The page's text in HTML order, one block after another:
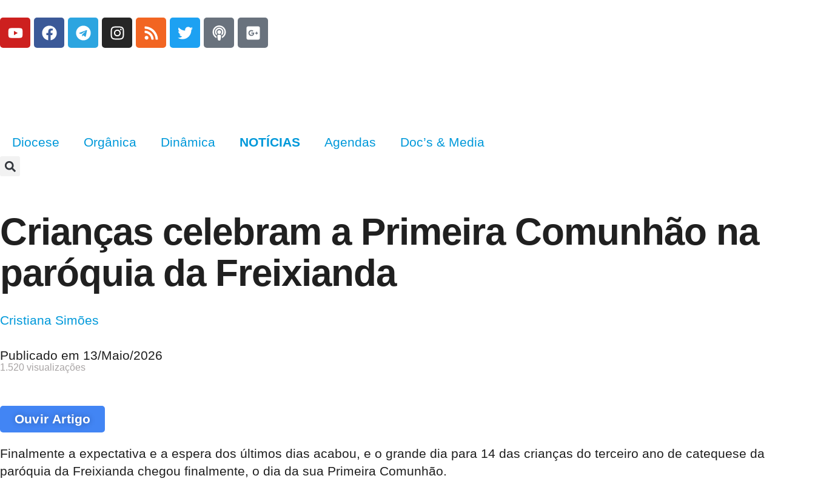
Diocese Orgânica Dinâmica NOTÍCIAS Agendas Doc’s & Media
Crianças celebram a Primeira Comunhão na
paróquia da Freixianda
Cristiana Simões
Publicado em 13/Maio/2026
1.520 visualizações
Ouvir Artigo
Finalmente a expectativa e a espera dos últimos dias acabou, e o grande dia para 14 das crianças do terceiro ano de catequese da
paróquia da Freixianda chegou finalmente, o dia da sua Primeira Comunhão.